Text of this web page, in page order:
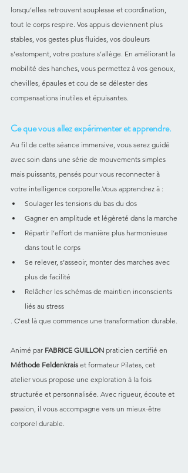
lorsqu’elles retrouvent souplesse et coordination,
tout le corps respire. Vos appuis deviennent plus
stables, vos gestes plus fluides, vos douleurs
s’estompent, votre posture s’allège. En améliorant la
mobilité des hanches, vous permettez à vos genoux,
chevilles, épaules et cou de se délester des
compensations inutiles et épuisantes.
Ce que vous allez expérimenter et apprendre.
Au fil de cette séance immersive, vous serez guidé
avec soin dans une série de mouvements simples
mais puissants, pensés pour vous reconnecter à
votre intelligence corporelle.Vous apprendrez à :
Soulager les tensions du bas du dos
Gagner en amplitude et légèreté dans la marche
Répartir l’effort de manière plus harmonieuse
dans tout le corps
Se relever, s’asseoir, monter des marches avec
plus de facilité
Relâcher les schémas de maintien inconscients
liés au stress
. C’est là que commence une transformation durable.
Animé par FABRICE GUILLON praticien certifié en
Méthode Feldenkrais et formateur Pilates, cet
atelier vous propose une exploration à la fois
structurée et personnalisée. Avec rigueur, écoute et
passion, il vous accompagne vers un mieux-être
corporel durable.